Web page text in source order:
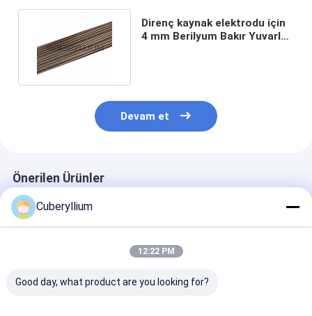
Direnç kaynak elektrodu için
4 mm Berilyum Bakır Yuvarlak
Devam et
Önerilen Ürünler
Cuberyllium
12:22 PM
Good day, what product are you looking for?